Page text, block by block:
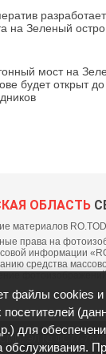
на Зеленый
мост на
будет открыт
ОБЛАСТЬ
материалов
права на
информации
средства
ЭЛ № ФС77-
файлы cookies
посетителей
для
обслуживания.